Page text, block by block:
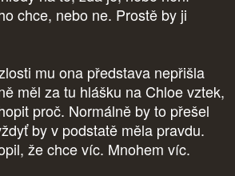
chce, nebo ne. Prostě by ji
mu ona představa nepřišla
měl za tu hlášku na Chloe vztek,
proč. Normálně by to přešel
by v podstatě měla pravdu.
že chce víc. Mnohem víc.